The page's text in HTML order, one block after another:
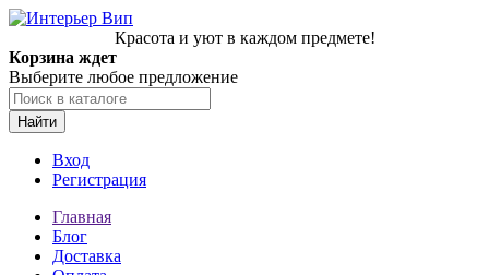
Красота и уют в каждом предмете!
Корзина ждет
Выберите любое предложение
Найти
Вход
Регистрация
Главная
Блог
Доставка